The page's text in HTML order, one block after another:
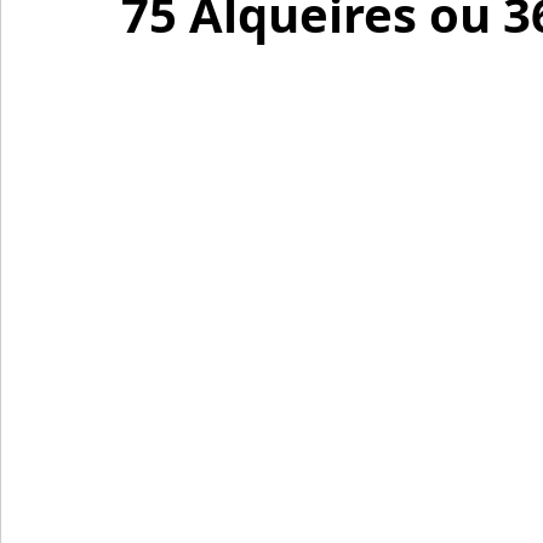
75 Alqueires ou